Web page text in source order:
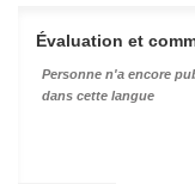
Évaluation et
Personne n'a encore
dans cette langue